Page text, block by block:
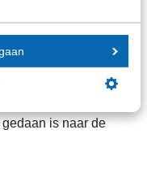
van de
van micro-,
aan te
is naar de